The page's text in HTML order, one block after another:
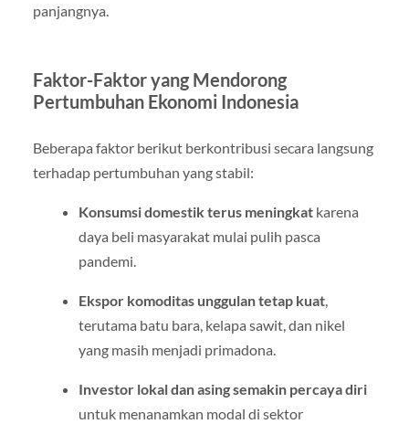
panjangnya.
Faktor-Faktor yang Mendorong
Pertumbuhan Ekonomi Indonesia
Beberapa faktor berikut berkontribusi secara langsung
terhadap pertumbuhan yang stabil:
Konsumsi domestik terus meningkatkarena
daya beli masyarakat mulai pulih pasca
pandemi.
Ekspor komoditas unggulan tetap kuat,
terutama batu bara, kelapa sawit, dan nikel
yang masih menjadi primadona.
Investor lokal dan asing semakin percaya diri
untuk menanamkan modal di sektor